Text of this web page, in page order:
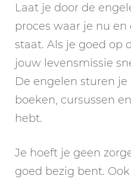
Laat je door de
proces waar je nu
staat. Als je goed op
jouw levensmissie
De engelen sturen
boeken, cursussen
hebt.
Je hoeft je geen
goed bezig bent.